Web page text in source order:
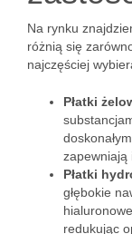
Na rynku
różnią się
najczęściej
Płatki
zapewniają
Płatki
głębokie
redukując